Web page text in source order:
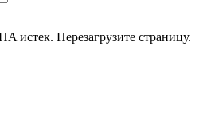
истек. Перезагрузите страницу.